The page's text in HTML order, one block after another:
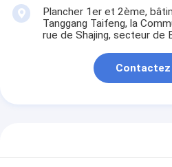
Plancher 1er et 2ème,
Tanggang Taifeng, la
rue de Shajing, secteur de
Contactez